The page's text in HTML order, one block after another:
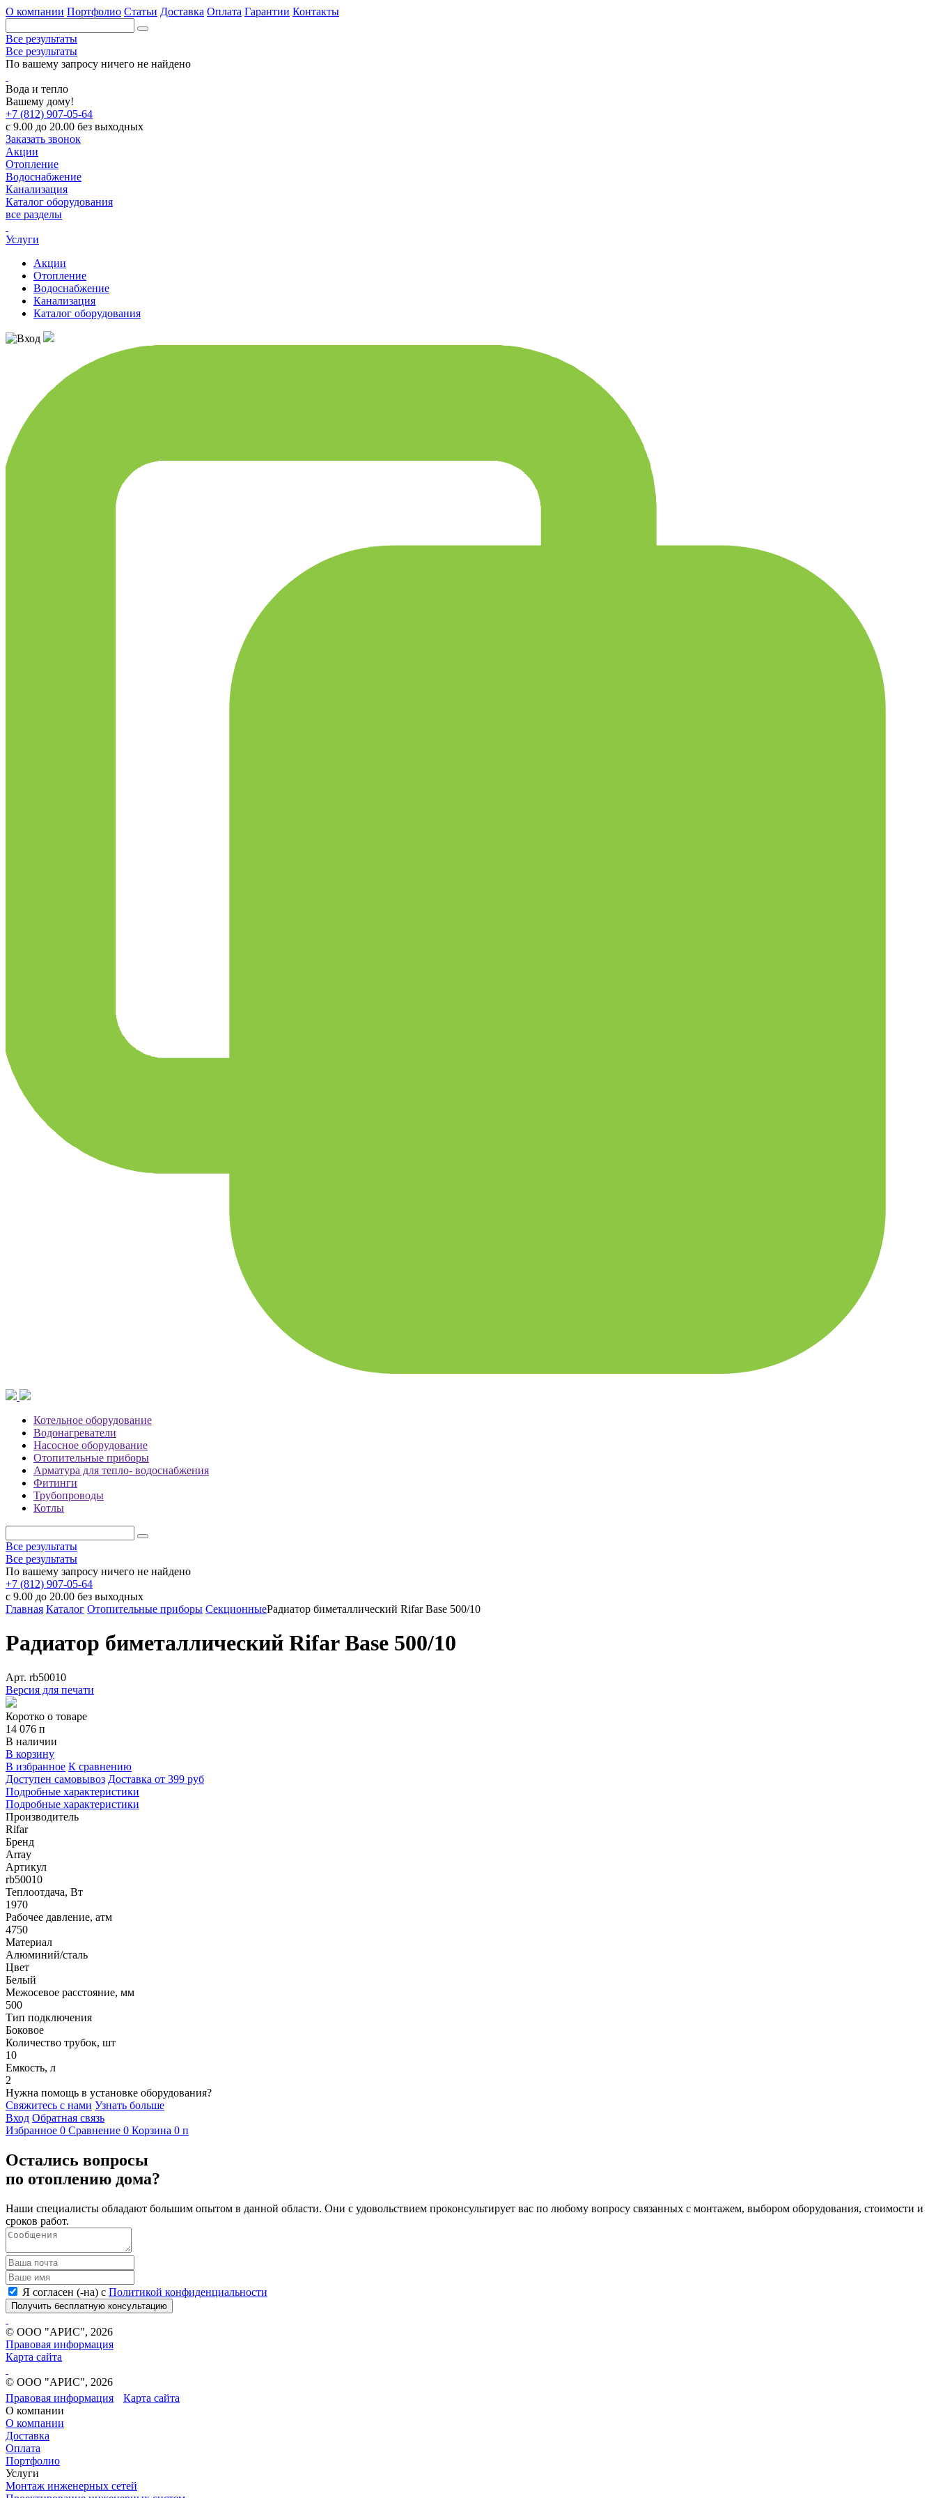
О компании Портфолио Статьи Доставка Оплата Гарантии Контакты
Все результаты
Все результаты
По вашему запросу ничего не найдено
Вода и тепло
Вашему дому!
+7 (812) 907-05-64
с 9.00 до 20.00 без выходных
Заказать звонок
Акции
Отопление
Водоснабжение
Канализация
Каталог оборудования
все разделы
Услуги
Акции
Отопление
Водоснабжение
Канализация
Каталог оборудования
Котельное оборудование
Водонагреватели
Насосное оборудование
Отопительные приборы
Арматура для тепло- водоснабжения
Фитинги
Трубопроводы
Котлы
Все результаты
Все результаты
По вашему запросу ничего не найдено
+7 (812) 907-05-64
с 9.00 до 20.00 без выходных
Главная Каталог Отопительные приборы СекционныеРадиатор биметаллический Rifar Base 500/10
Радиатор биметаллический Rifar Base 500/10
Арт. rb50010
Версия для печати
Коротко о товаре
14 076 п
В наличии
В корзину
В избранное К сравнению
Доступен самовывоз Доставка от 399 руб
Подробные характеристики
Подробные характеристики
Производитель
Rifar
Бренд
Array
Артикул
rb50010
Теплоотдача, Вт
1970
Рабочее давление, атм
4750
Материал
Алюминий/сталь
Цвет
Белый
Межосевое расстояние, мм
500
Тип подключения
Боковое
Количество трубок, шт
10
Емкость, л
2
Нужна помощь в установке оборудования?
Свяжитесь с нами Узнать больше
Вход Обратная связь
Избранное 0 Сравнение 0 Корзина 0 п
Остались вопросы
по отоплению дома?
Наши специалисты обладают большим опытом в данной области. Они с удовольствием проконсультирует вас по любому вопросу связанных с монтажем, выбором оборудования, стоимости и
сроков работ.
Я согласен (-на) с Политикой конфиденциальности
Получить бесплатную консультацию
© ООО "АРИС", 2026
Правовая информация
Карта сайта
© ООО "АРИС", 2026
Правовая информация
Карта сайта
О компании
О компании
Доставка
Оплата
Портфолио
Услуги
Монтаж инженерных сетей